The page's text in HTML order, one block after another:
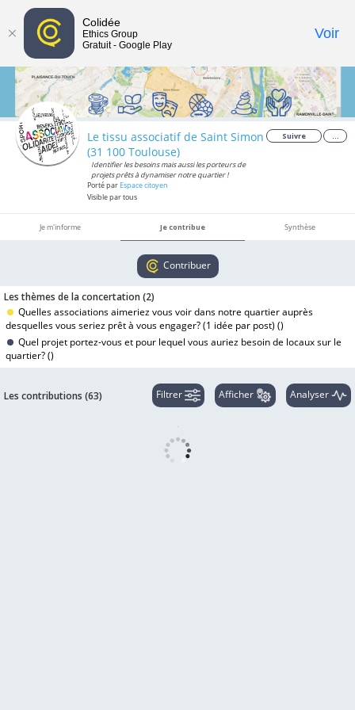
Toggle
Le tissu associatif de Saint Simon
(31 100 Toulouse)
Identifier les besoins mais aussi les porteurs de
projets prêts à dynamiser notre quartier !
Porté par Espace citoyen
Visible par tous
Suivre ...
Je m'informe Je contribue Synthèse
Contribuer
Les thèmes de la concertation (2)
Quelles associations aimeriez vous voir dans notre quartier auprès
desquelles vous seriez prêt à vous engager? (1 idée par post) ()
Quel projet portez-vous et pour lequel vous auriez besoin de locaux sur le
quartier? ()
Les contributions (63) Filtrer Afficher Analyser
Colidée
Ethics Group
Gratuit - Google Play
Voir